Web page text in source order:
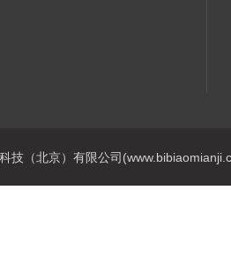
技（北京）有限公司